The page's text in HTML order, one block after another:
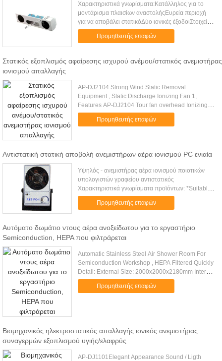
Χαρακτηριστικά γνωρίσματα:Κατάλληλος για το
μοντάρισμα πλαισίων αναστολήςΕυρεία περιοχή
για να αποβάλει στατικόΔύο ιονικές έξοδοιΣτοιχεία
τεχνολογίας:Τάση εισαγωγής220V/50HZ Η
110V/60HZΔύναμη60WΒάρος5.6 κλΜέγεθ...
Προμηθευτής επαφών
Στατικός εξοπλισμός αφαίρεσης ισχυρού ανέμου/στατικός ανεμιστήρας
ιονισμού απαλλαγής
AP-DJ2104 Strong Wind Static Removal
Equipment , Static Discharge Ionizing Fan 1,
Features AP-DJ2104 Tour fan overhead Ionizing
air blower, with compact structure and elegant
appearance. The fan speed can be .....
Προμηθευτής επαφών
Αντιστατική στατική αποβολή ανεμιστήρων αέρα ιονισμού PC ενιαία
Υψηλός - ανεμιστήρας αέρα ιονισμού ποιοτικών
υπολογιστών γραφείου αντιστατικός
Χαρακτηριστικά γνωρίσματα προϊόντων: *Suitable
για μεγάλης κλίμακας για να αποβάλει τη στατική
ηλεκτρική ενέργεια *Quick στατική α...
Προμηθευτής επαφών
Αυτόματο δωμάτιο ντους αέρα ανοξείδωτου για το εργαστήριο
Semiconduction, HEPA που φιλτράρεται
Automatic Stainless Steel Air Shower Room For
Semiconduction Workshop , HEPA Filtered Quickly
Detail: External Size: 2000x2000x2180mm Internal
size : 1500x1930x1910mm Vertical laminar flow
ceiling Ionization .....
Προμηθευτής επαφών
Βιομηχανικός ηλεκτροστατικός απαλλαγής ιονικός ανεμιστήρας
συναγερμών εξοπλισμού υγιής/ελαφρύς
AP-DJ1101Elegant Appearance Sound / Ligth